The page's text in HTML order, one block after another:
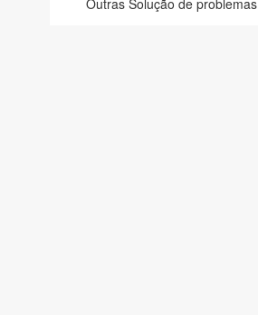
Outras Solução de problemas